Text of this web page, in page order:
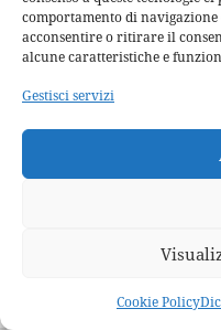
comportamento di
acconsentire o ritirare il
alcune caratteristiche e
Gestisci servizi
Cookie Policy